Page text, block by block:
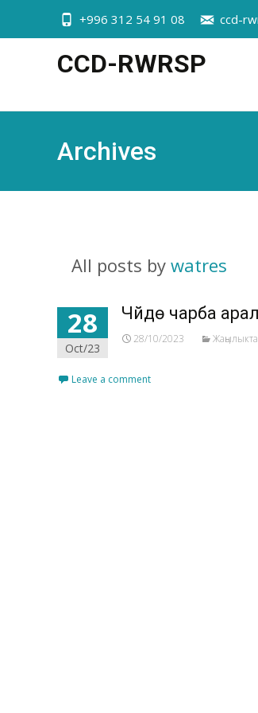
+996 312 54 91 08 ccd-
CCD-RWRSP
Archives
All posts by watres
28
Oct/23
Чүйдө чарба
28/10/2023
Leave a comment